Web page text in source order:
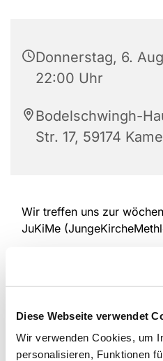
Diese Webseite verwendet
Wir verwenden Cookies, um
personalisieren, Funktionen
Donnerstag, 6.
22:00 Uhr
Bodelschwingh-
Str. 17, 59174
Wir treffen uns zur
JuKiMe